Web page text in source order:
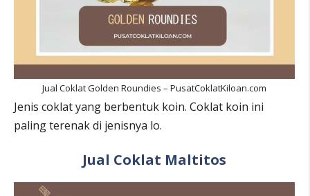
Jual Coklat Golden Roundies – PusatCoklatKiloan.com
Jenis coklat yang berbentuk koin. Coklat koin ini
paling terenak di jenisnya lo.
Jual Coklat Maltitos